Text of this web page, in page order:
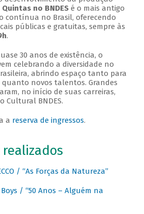
Quintas no BNDESé o mais antigo
contínua no Brasil, oferecendo
públicas e gratuitas, sempre às
.
30 anos de existência, o
celebrando a diversidade no
abrindo espaço tanto para
novos talentos. Grandes
no início de suas carreiras,
Cultural BNDES.
a reserva de ingressos.
/ “As Forças da Natureza”
/ “50 Anos – Alguém na